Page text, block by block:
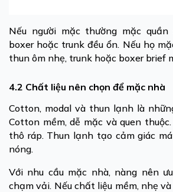
Nếu người mặc thường mặc
boxer hoặc trunk đều ổn. Nếu họ
thun ôm nhẹ, trunk hoặc boxer brief
4.2 Chất liệu nên chọn để mặc nhà
Cotton, modal và thun lạnh là
Cotton mềm, dễ mặc và quen
thô ráp. Thun lạnh tạo cảm giác
nóng.
Với nhu cầu mặc nhà, nàng nên
chạm vải. Nếu chất liệu mềm, nhẹ